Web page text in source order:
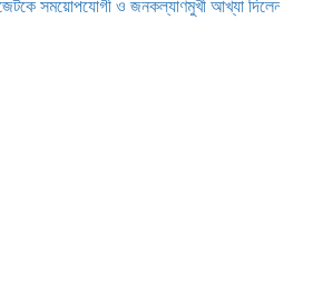
ও জনকল্যাণমুখী আখ্যা দিলেন মাওলানা